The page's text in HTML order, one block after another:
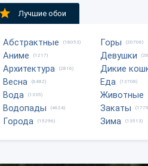
Лучшие обои
Абстрактные (18053)
Аниме (1217)
Архитектура (2816)
Весна (6482)
Вода (1335)
Водопады (4624)
Города (15296)
Горы (20706)
Девушки
Дикие
Еда (13708)
Животные
Закаты
Зима (13513)